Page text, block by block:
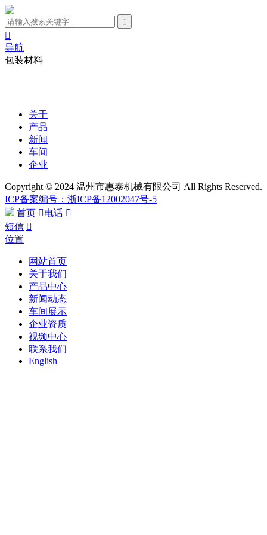

导航
包装材料
关于
产品
新闻
车间
企业
Copyright © 2024 温州市惠泰机械有限公司 All Rights Reserved.
ICP备案编号：浙ICP备12002047号-5
首页 电话 
短信 
位置
网站首页
关于我们
产品中心
新闻动态
车间展示
企业资质
视频中心
联系我们
English